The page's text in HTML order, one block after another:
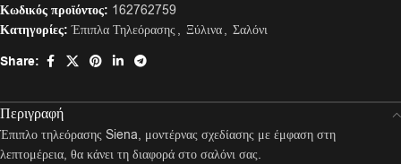
Κωδικός προϊόντος: 162762759
Κατηγορίες: Έπιπλα Τηλεόρασης, Ξύλινα, Σαλόνι
Share:
Περιγραφή
Έπιπλο τηλεόρασης Siena, μοντέρνας σχεδίασης με έμφαση στη
λεπτομέρεια, θα κάνει τη διαφορά στο σαλόνι σας.